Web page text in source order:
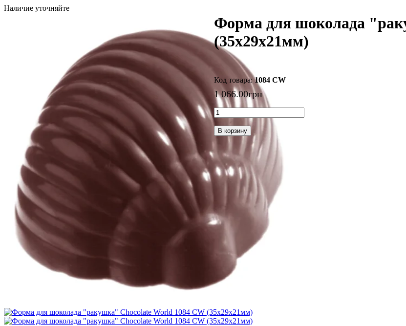
Наличие уточняйте
Форма для шоколада
(35x29x21мм)
1084 CW
1 066.00грн
В корзину